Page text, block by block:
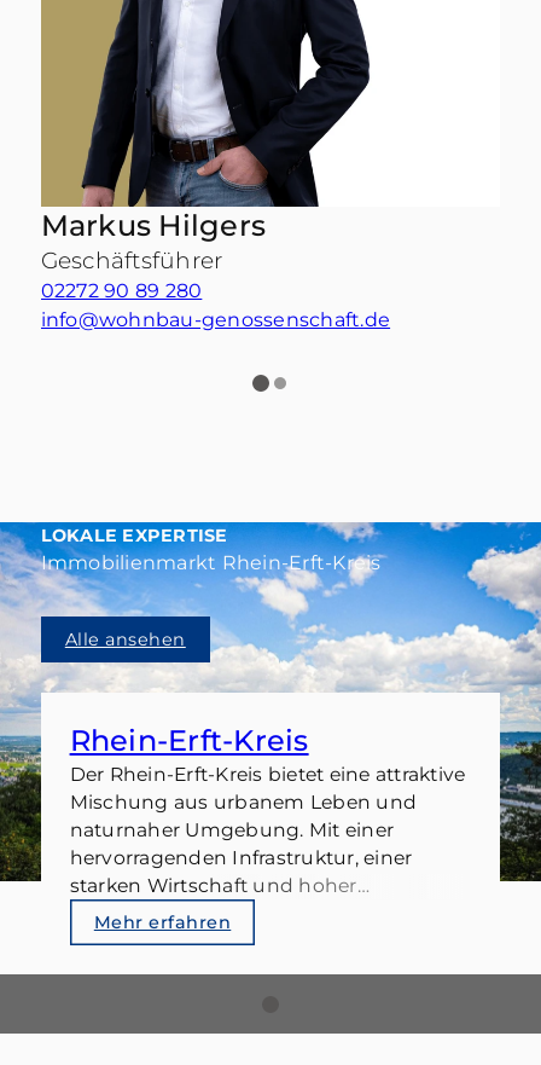
Markus Hilgers
Geschäftsführer
02272 90 89 280
info@wohnbau-genossenschaft.de
LOKALE EXPERTISE
Immobilienmarkt Rhein-Erft-Kreis
Alle ansehen
Rhein-Erft-Kreis
Der Rhein-Erft-Kreis bietet eine attraktive
Mischung aus urbanem Leben und
naturnaher Umgebung. Mit einer
hervorragenden Infrastruktur, einer
starken Wirtschaft und hoher
Lebensqualität ist die Region sowohl für
Immobilienverkäufer als auch für Käufer
Mehr erfahren